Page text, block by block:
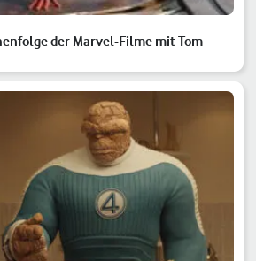
der Marvel-Filme mit Tom